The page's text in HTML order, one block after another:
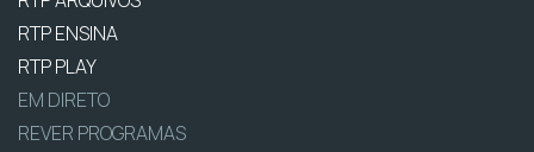
RTP ENSINA
RTP PLAY
EM DIRETO
REVER PROGRAMAS